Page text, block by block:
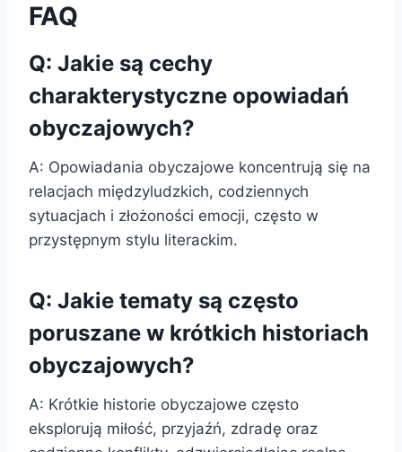
FAQ
Q: Jakie są cechy
charakterystyczne opowiadań
obyczajowych?
A: Opowiadania obyczajowe koncentrują się na
relacjach międzyludzkich, codziennych
sytuacjach i złożoności emocji, często w
przystępnym stylu literackim.
Q: Jakie tematy są często
poruszane w krótkich historiach
obyczajowych?
A: Krótkie historie obyczajowe często
eksplorują miłość, przyjaźń, zdradę oraz